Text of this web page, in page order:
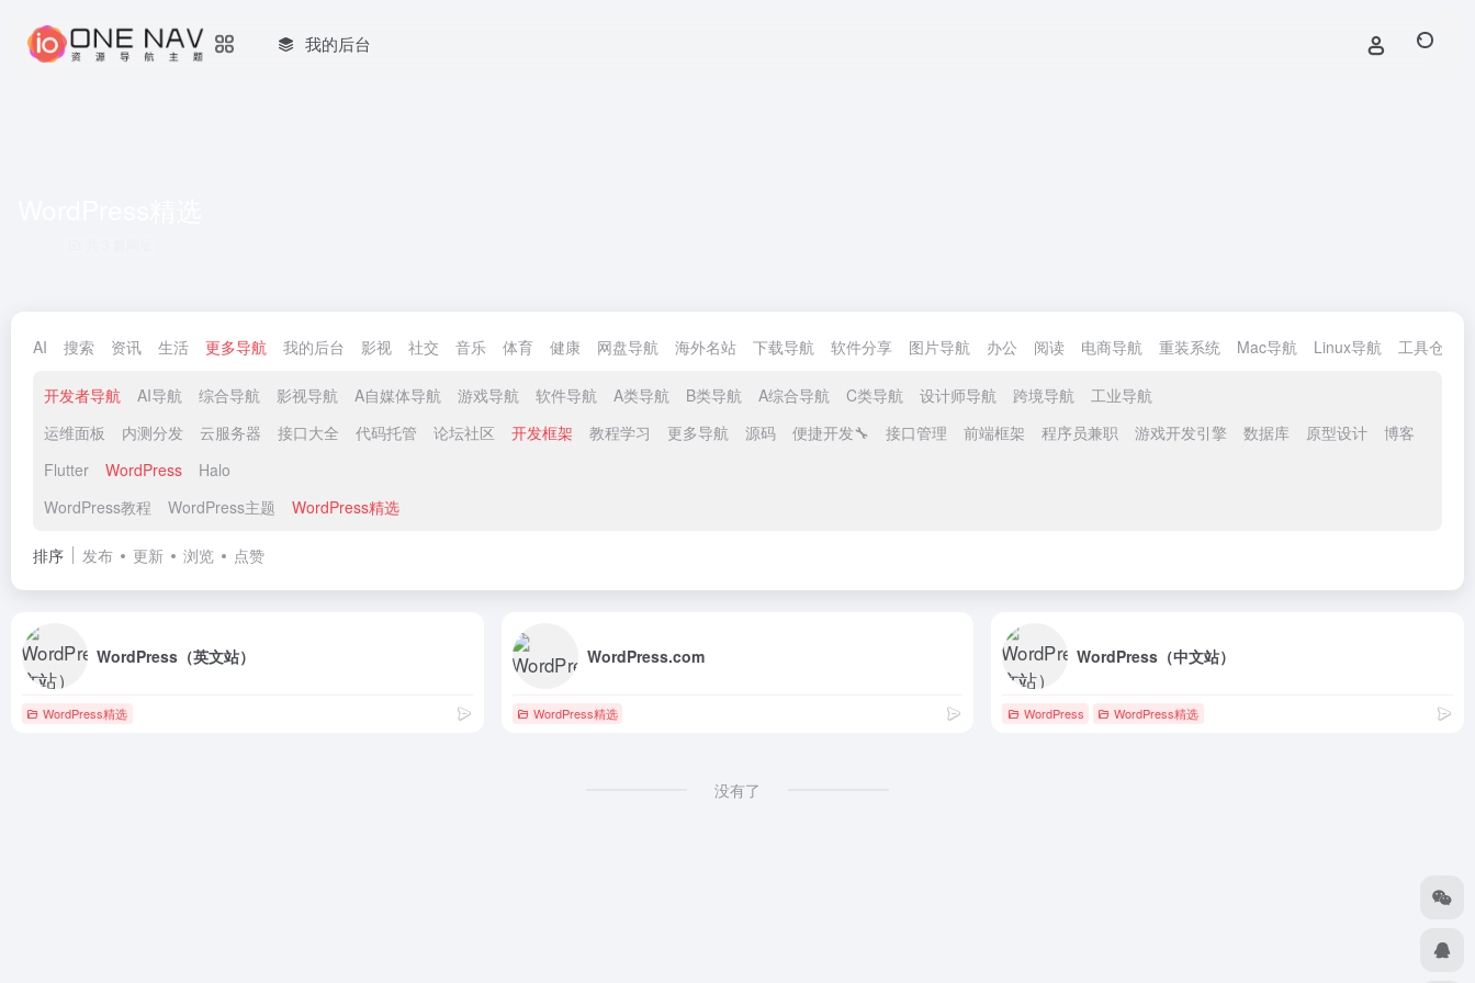
我的后台
AI 搜索 资讯 生活 更多导航 我的后台 影视 社交 音乐 体育 健康 网盘导航 海外名站 下载导航 软件分享 图片导航 办公 阅读 电商导航 重装系统 Mac导航 Linux导航 工具仓导航
开发者导航 AI导航 综合导航 影视导航 A自媒体导航 游戏导航 软件导航 A类导航 B类导航 A综合导航 C类导航 设计师导航 跨境导航
工业导航
运维面板
内测分发 云服务器 接口大全 代码托管 论坛社区 开发框架 教程学习 更多导航 源码 便捷开发🔧 接口管理 前端框架 程序员兼职 游戏开发引擎 数据库 原型设计 博客
Flutter
WordPress
Halo
WordPress教程
WordPress主题 WordPress精选
排序 发布 更新 浏览 点赞
WordPress（英文站）
WordPress精选
WordPress.com
WordPress精选
WordPress（中文站）
WordPress WordPress精选
没有了